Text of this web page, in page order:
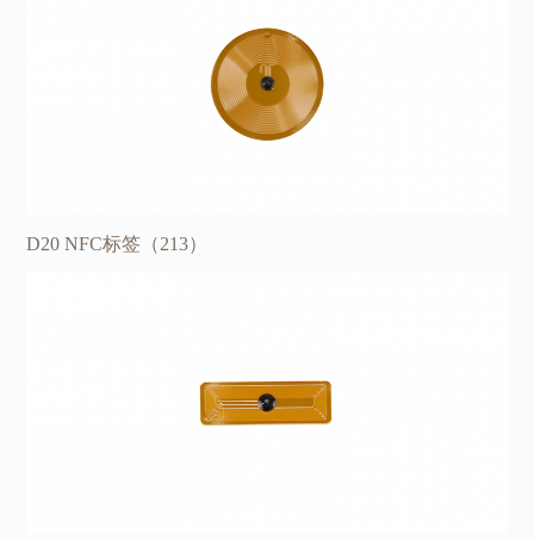
D20 NFC标签（213）